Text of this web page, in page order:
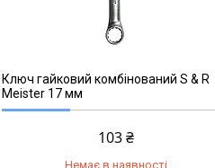
Ключ гайковий комбінований S & R
Meister 17 мм
103 ₴
Немає в наявності
271002719